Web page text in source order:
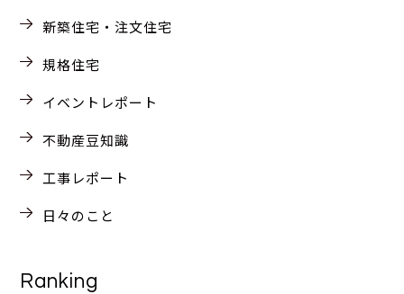
新築住宅・注文住宅
規格住宅
イベントレポート
不動産豆知識
工事レポート
日々のこと
Ranking